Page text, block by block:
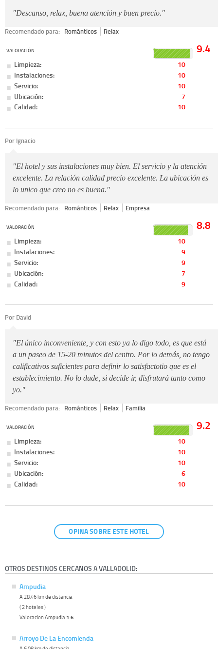
"Descanso, relax, buena atención y buen precio."
Recomendado para: Románticos Relax
VALORACIÓN 9.4
Limpieza:
10
Instalaciones:
10
Servicio:
10
Ubicación:
7
Calidad:
10
Por Ignacio
"El hotel y sus instalaciones muy bien. El servicio y la atención
excelente. La relación calidad precio excelente. La ubicación es
lo unico que creo no es buena."
Recomendado para: Románticos Relax Empresa
VALORACIÓN 8.8
Limpieza:
10
Instalaciones:
9
Servicio:
9
Ubicación:
7
Calidad:
9
Por David
"El único inconveniente, y con esto ya lo digo todo, es que está
a un paseo de 15-20 minutos del centro. Por lo demás, no tengo
calificativos suficientes para definir lo satisfactotio que es el
establecimiento. No lo dude, si decide ir, disfrutará tanto como
yo."
Recomendado para: Románticos Relax Familia
VALORACIÓN 9.2
Limpieza:
10
Instalaciones:
10
Servicio:
10
Ubicación:
6
Calidad:
10
OPINA SOBRE ESTE HOTEL
OTROS DESTINOS CERCANOS A VALLADOLID:
Ampudia
A 28.46 km de distancia
( 2 hoteles )
Valoracion Ampudia 1.6
Arroyo De La Encomienda